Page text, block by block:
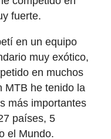
fuerte.
en un equipo
muy exótico,
en muchos
MTB he tenido la
más importantes
países, 5
el Mundo.